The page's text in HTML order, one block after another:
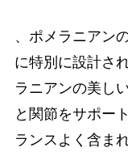
、ポメラニアン
に特別に設計さ
ラニアンの美し
と関節をサポー
ランスよく含ま